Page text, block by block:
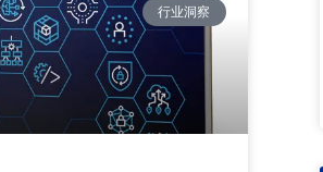
行业洞察